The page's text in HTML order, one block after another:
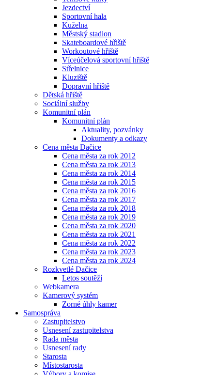
Jezdectví
Sportovní hala
Kuželna
Městský stadion
Skateboardové hřiště
Workoutové hřiště
Víceúčelová sportovní hřiště
Střelnice
Kluziště
Dopravní hřiště
Dětská hřiště
Sociální služby
Komunitní plán
Komunitní plán
Aktuality, pozvánky
Dokumenty a odkazy
Cena města Dačice
Cena města za rok 2012
Cena města za rok 2013
Cena města za rok 2014
Cena města za rok 2015
Cena města za rok 2016
Cena města za rok 2017
Cena města za rok 2018
Cena města za rok 2019
Cena města za rok 2020
Cena města za rok 2021
Cena města za rok 2022
Cena města za rok 2023
Cena města za rok 2024
Rozkvetlé Dačice
Letos soutěží
Webkamera
Kamerový systém
Zorné úhly kamer
Samospráva
Zastupitelstvo
Usnesení zastupitelstva
Rada města
Usnesení rady
Starosta
Místostarosta